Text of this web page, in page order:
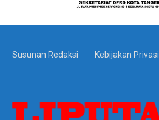
Susunan Redaksi Kebijakan Privasi